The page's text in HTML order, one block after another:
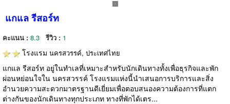
แกแล รีสอร์ท
คะแนน : 8.3 รีวิว : 1
โรงแรม นครสวรรค์, ประเทศไทย
แกแล รีสอร์ท อยู่ในทำเลที่เหมาะสำหรับนักเดินทางทั้งเพื่อธุรกิจและพัก
ผ่อนหย่อนใจใน นครสวรรค์ โรงแรมแห่งนี้นำเสนอการบริการและสิ่ง
อำนวยความสะดวกมาตรฐานดีเยี่ยมเพื่อตอบสนองความต้องการที่แตก
ต่างกันของนักเดินทางทุกประเภท ทางที่พักได้เตร...